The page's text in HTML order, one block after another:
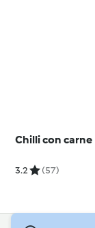
Chilli con carne
3.2 (57)